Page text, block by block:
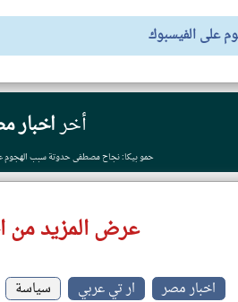
على الفيسبوك
أخراخبار
حمو بيكا: نجاح مصطفى حدوتة سبب الهجوم
عرض المزيد من
اخبار مصر ار تي عربي سياسة